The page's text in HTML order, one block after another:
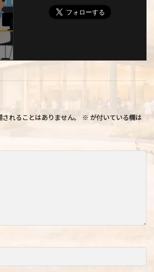
れることはありません。 ※ が付いている欄は